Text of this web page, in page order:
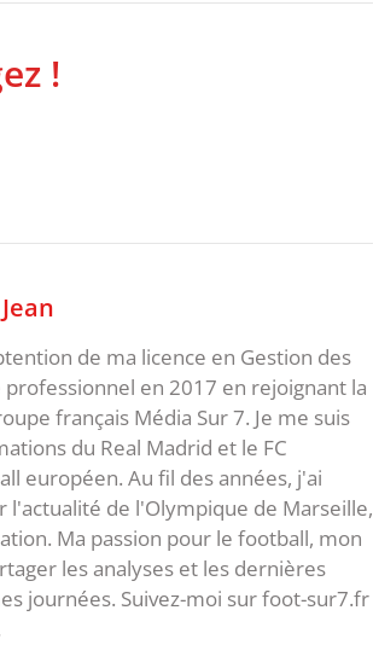
!
de ma licence en Gestion des
en 2017 en rejoignant la
français Média Sur 7. Je me suis
du Real Madrid et le FC
européen. Au fil des années, j'ai
l'actualité de l'Olympique de Marseille,
Ma passion pour le football, mon
les analyses et les dernières
journées. Suivez-moi sur foot-sur7.fr